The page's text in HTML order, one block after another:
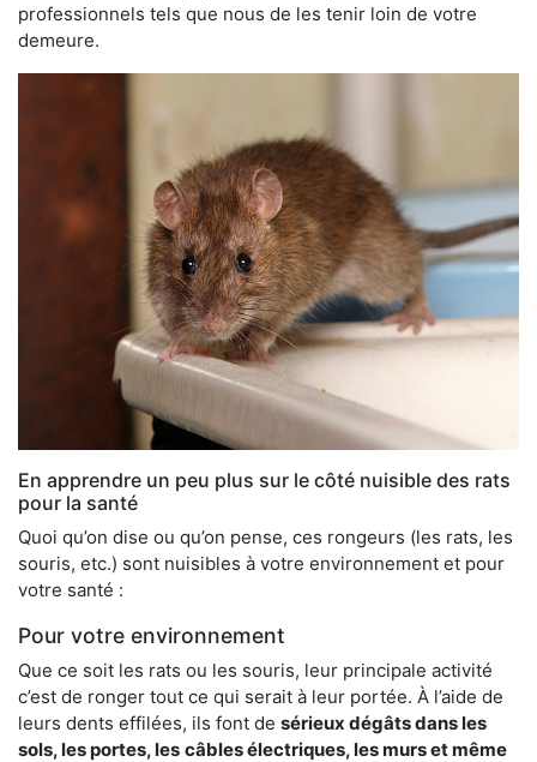
professionnels tels que nous de les tenir loin de votre
demeure.
En apprendre un peu plus sur le côté nuisible des rats
pour la santé
Quoi qu’on dise ou qu’on pense, ces rongeurs (les rats, les
souris, etc.) sont nuisibles à votre environnement et pour
votre santé :
Pour votre environnement
Que ce soit les rats ou les souris, leur principale activité
c’est de ronger tout ce qui serait à leur portée. À l’aide de
leurs dents effilées, ils font de sérieux dégâts dans les
sols, les portes, les câbles électriques, les murs et même